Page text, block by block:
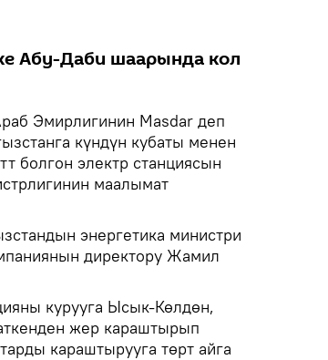
Абу-Даби шаарында кол
Эмирлигинин Masdar деп
күндүн кубаты менен
болгон электр станциясын
маалымат
энергетика министри
директору Жамил
курууга Ысык-Көлдөн,
жер караштырып
караштырууга төрт айга